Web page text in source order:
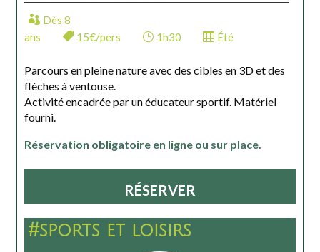
#sports et loisirs
Dès 8
ans
15€/pers 1h30 Été
Parcours en pleine nature avec des cibles en 3D et des
flèches à ventouse.
Activité encadrée par un éducateur sportif. Matériel
fourni.
Réservation obligatoire en ligne ou sur place.
RÉSERVER